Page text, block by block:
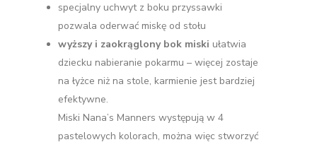
specjalny uchwyt z boku przyssawki
pozwala oderwać miskę od stołu
wyższy i zaokrąglony bok miski ułatwia
dziecku nabieranie pokarmu – więcej zostaje
na łyżce niż na stole, karmienie jest bardziej
efektywne.
Miski Nana’s Manners występują w 4
pastelowych kolorach, można więc stworzyć